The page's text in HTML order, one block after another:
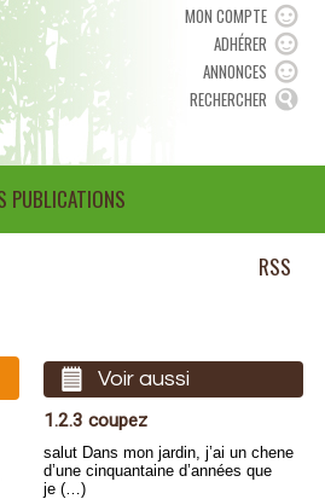
MON COMPTE
ADHÉRER
ANNONCES
RECHERCHER
PUBLICATIONS
RSS
Voir aussi
1.2.3 coupez
salut Dans mon jardin, j’ai un chene
d’une cinquantaine d’années que
je (…)